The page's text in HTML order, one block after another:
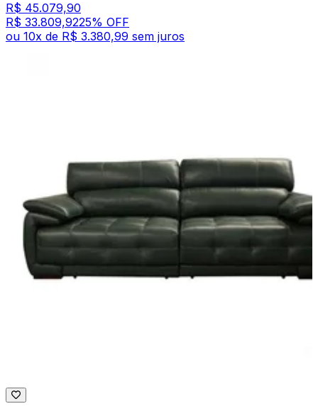
R$ 45.079,90
R$ 33.809,9225% OFF
ou 10x de R$ 3.380,99 sem juros